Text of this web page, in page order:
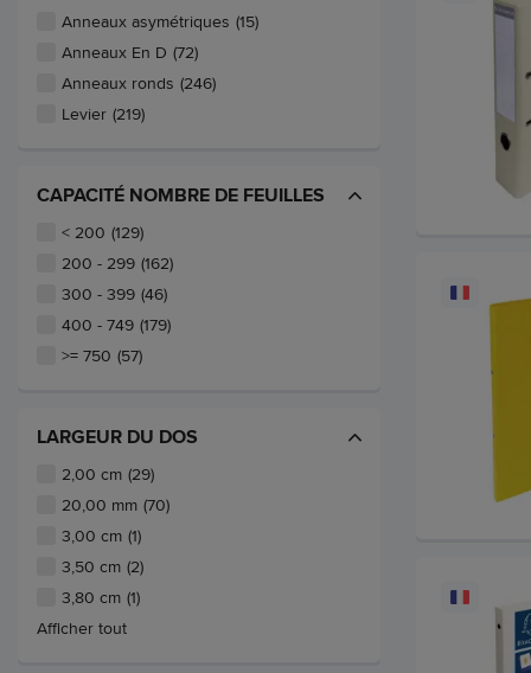
Anneaux asymétriques (15)
Anneaux En D (72)
Anneaux ronds (246)
Levier (219)
CAPACITÉ NOMBRE DE FEUILLES
< 200 (129)
200 - 299 (162)
300 - 399 (46)
400 - 749 (179)
>= 750 (57)
LARGEUR DU DOS
2,00 cm (29)
20,00 mm (70)
3,00 cm (1)
3,50 cm (2)
3,80 cm (1)
Afficher tout